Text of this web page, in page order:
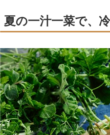
夏の一汁一菜で、